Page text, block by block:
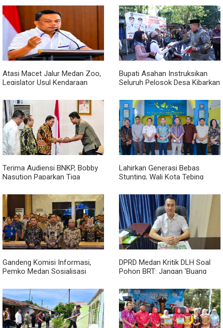
Atasi Macet Jalur Medan Zoo,
Legislator Usul Kendaraan
Royal Sumatera
Bupati Asahan Instruksikan
Seluruh Pelosok Desa Kibarkan
Terima Audiensi BNKP, Bobby
Nasution Paparkan Tiga
Kepulauan Nias
Lahirkan Generasi Bebas
Stunting, Wali Kota Tebing
SP3 Catin
Gandeng Komisi Informasi,
Pemko Medan Sosialisasi
DPRD Medan Kritik DLH Soal
Pohon BRT: Jangan 'Buang